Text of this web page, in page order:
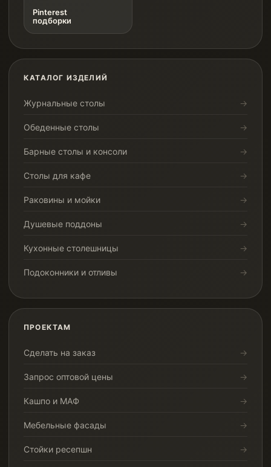
Pinterest
подборки
КАТАЛОГ ИЗДЕЛИЙ
Журнальные столы
Обеденные столы
Барные столы и консоли
Столы для кафе
Раковины и мойки
Душевые поддоны
Кухонные столешницы
Подоконники и отливы
ПРОЕКТАМ
Сделать на заказ
Запрос оптовой цены
Кашпо и МАФ
Мебельные фасады
Стойки ресепшн